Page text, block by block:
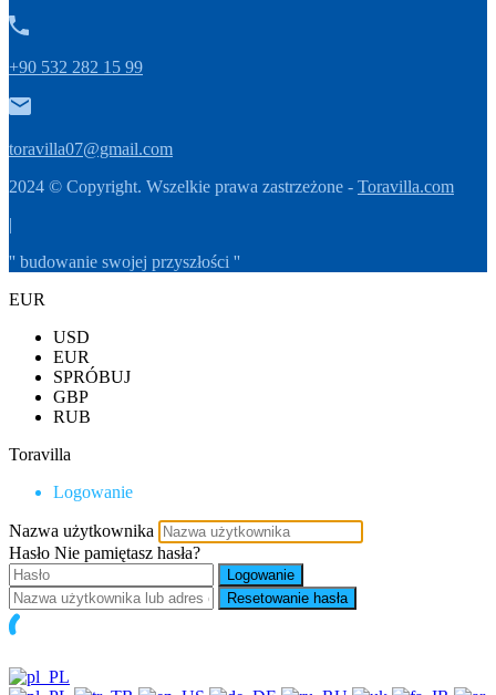
+90 532 282 15 99
toravilla07@gmail.com
2024 © Copyright. Wszelkie prawa zastrzeżone - Toravilla.com
|
'' budowanie swojej przyszłości ''
EUR
USD
EUR
SPRÓBUJ
GBP
RUB
Toravilla
Logowanie
Nazwa użytkownika
Hasło Nie pamiętasz hasła?
Logowanie
Resetowanie hasła